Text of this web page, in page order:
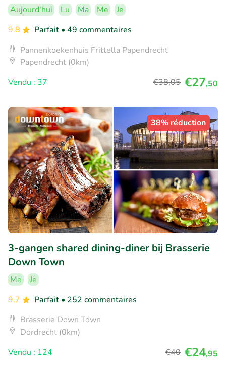
Aujourd'hui Lu Ma Me
Je
9.8
Parfait • 49 commentaires
Pannenkoekenhuis Frittella Papendrecht
Papendrecht (0km)
Vendu : 37
€38,05 €27,50
38% réduction
3-gangen shared dining-diner bij Brasserie
Down Town
Me
Je
9.7
Parfait • 252 commentaires
Brasserie Down Town
Dordrecht (0km)
Vendu : 124
€40 €24,95